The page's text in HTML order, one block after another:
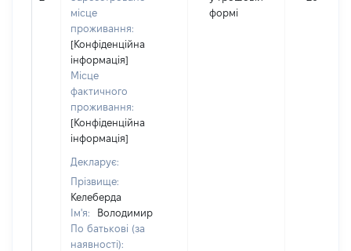
місце
проживання:
[Конфіденційна
інформація]
Місце
фактичного
проживання:
[Конфіденційна
інформація]
Декларує:
Прізвище:
Келеберда
Ім'я:
Володимир
По батькові (за
наявності):
формі